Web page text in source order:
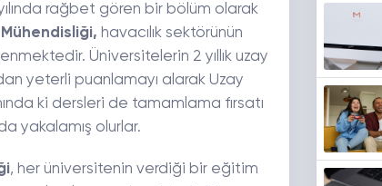
rağbet gören bir bölüm olarak
Mühendisliği, havacılık sektörünün
Üniversitelerin 2 yıllık uzay
yeterli puanlamayı alarak Uzay
ki dersleri de tamamlama fırsatı
yakalamış olurlar.
, her üniversitenin verdiği bir eğitim